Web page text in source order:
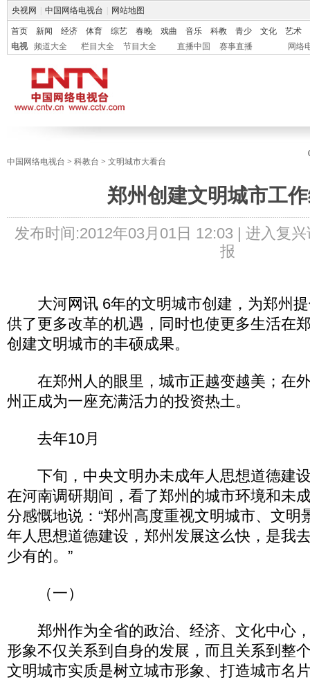
央视网 中国网络电视台 网站地图
首页 新闻 经济 体育 综艺 春晚 戏曲 音乐 科教 青少 文化
艺术
电视
频道大全 栏目大全 节目大全 直播中国 赛事直播 网络
中国网络电视台 > 科教台 > 文明城市大看台
郑州创建文明城市工
发布时间:2012年03月01日 12:03 | 进入复兴
报
大河网讯 6年的文明城市创建，为郑州提
供了更多改革的机遇，同时也使更多生活在
创建文明城市的丰硕成果。
在郑州人的眼里，城市正越变越美；在
州正成为一座充满活力的投资热土。
去年10月
下旬，中央文明办未成年人思想道德建
在河南调研期间，看了郑州的城市环境和未
分感慨地说：“郑州高度重视文明城市、文明
年人思想道德建设，郑州发展这么快，是我
少有的。”
（一）
郑州作为全省的政治、经济、文化中心
形象不仅关系到自身的发展，而且关系到整
文明城市实质是树立城市形象、打造城市名